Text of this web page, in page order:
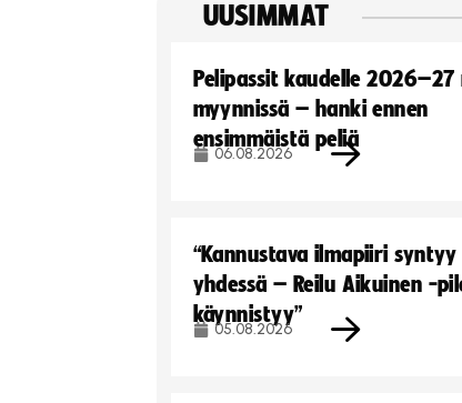
UUSIMMAT
Pelipassit kaudelle
myynnissä – hanki ennen
ensimmäistä peliä
06.08.2026
“Kannustava ilmapiiri syntyy
yhdessä – Reilu Aikuinen -
käynnistyy”
05.08.2026